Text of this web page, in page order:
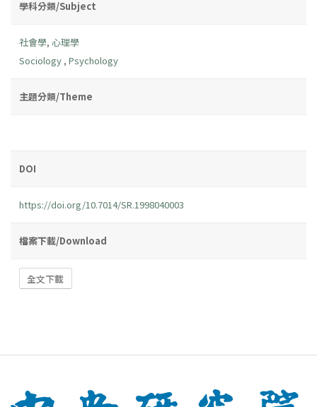
學科分類/Subject
社會學, 心理學
Sociology , Psychology
主題分類/Theme
DOI
https://doi.org/10.7014/SR.1998040003
檔案下載/Download
全文下載